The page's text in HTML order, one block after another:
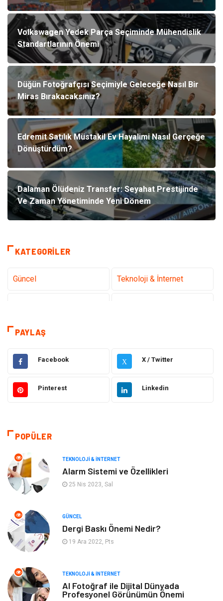
Volkswagen Yedek Parça Seçiminde Mühendislik
Standartlarının Önemi
Düğün Fotoğrafçısı Seçimiyle Geleceğe Nasıl Bir
Miras Bırakacaksınız?
Edremit Satılık Müstakil Ev Hayalimi Nasıl Gerçeğe
Dönüştürdüm?
Dalaman Ölüdeniz Transfer: Seyahat Prestijinde
Ve Zaman Yönetiminde Yeni Dönem
KATEGORILER
Güncel Teknoloji & İnternet
Kamera Sistemleri
Elektrik & Elektronik Gıda
Güzellik & Bakım Otomotiv
Tatil
Bilgisayar & Yazılım Genel Kültür
Mobilya
Turizm
Plaka Tanıma Sistemleri Hediyelik Eşya
Tarım & Hayvancılık Moda
PAYLAŞ
Facebook X X / Twitter
Pinterest Linkedin
POPÜLER
TEKNOLOJI & İNTERNET
Alarm Sistemi ve Özellikleri
25 Nis 2023, Sal
GÜNCEL
Dergi Baskı Önemi Nedir?
19 Ara 2022, Pts
TEKNOLOJI & İNTERNET
AI Fotoğraf ile Dijital Dünyada
Profesyonel Görünümün Önemi